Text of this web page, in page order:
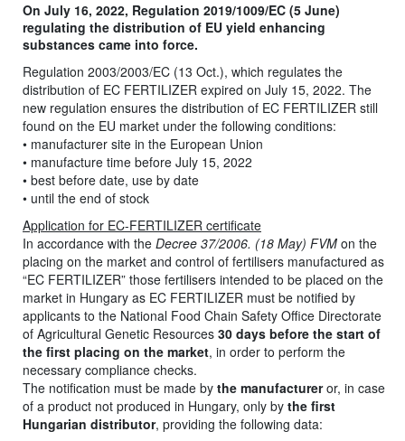
On July 16, 2022, Regulation 2019/1009/EC (5 June)
regulating the distribution of EU yield enhancing
substances came into force.
Regulation 2003/2003/EC (13 Oct.), which regulates the
distribution of EC FERTILIZER expired on July 15, 2022. The
new regulation ensures the distribution of EC FERTILIZER still
found on the EU market under the following conditions:
• manufacturer site in the European Union
• manufacture time before July 15, 2022
• best before date, use by date
• until the end of stock
Application for EC-FERTILIZER certificate
In accordance with the Decree 37/2006. (18 May) FVM on the
placing on the market and control of fertilisers manufactured as
“EC FERTILIZER” those fertilisers intended to be placed on the
market in Hungary as EC FERTILIZER must be notified by
applicants to the National Food Chain Safety Office Directorate
of Agricultural Genetic Resources 30 days before the start of
the first placing on the market, in order to perform the
necessary compliance checks.
The notification must be made by the manufactureror, in case
of a product not produced in Hungary, only by the first
Hungarian distributor, providing the following data: